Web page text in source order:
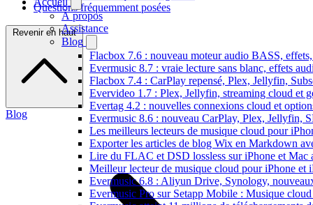
À propos
Assistance
Blog
Flacbox 7.6 : nouveau moteur audio BASS,
Evermusic 8.7 : vraie lecture sans blanc, effets
Flacbox 7.4 : CarPlay repensé, Plex, Jellyfin,
Evervideo 1.7 : Plex, Jellyfin, streaming cloud et
Evertag 4.2 : nouvelles connexions cloud et
Evermusic 8.6 : nouveau CarPlay, Plex, Jellyfin,
Les meilleurs lecteurs de musique cloud pour
Exporter les articles de blog Wix en Markdown
Lire du FLAC et DSD lossless sur iPhone et Mac
Meilleur lecteur de musique cloud pour iPhone et
Evermusic 6.8 : Aliyun Drive, Synology,
Evermusic Pro sur Setapp Mobile : Musique
Questions fréquemment posées
Revenir en haut
Blog